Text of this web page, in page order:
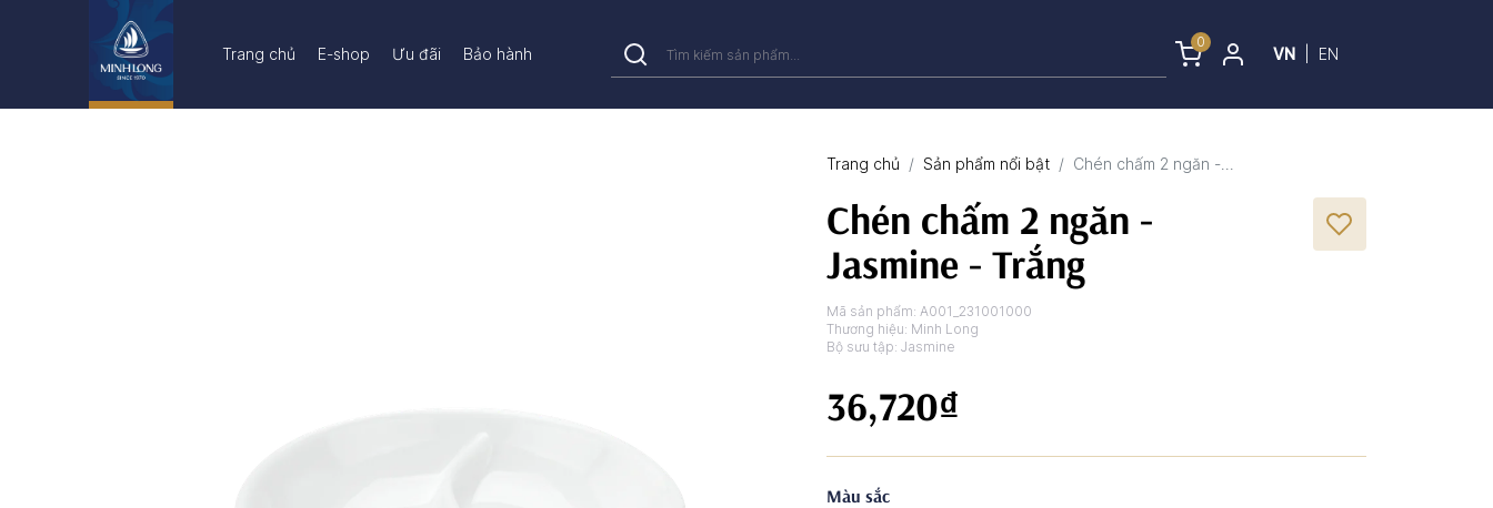
Trang chủ E-shop Ưu đãi Bảo hành
0
VN EN
Trang chủ Sản phẩm nổi bật Chén chấm 2 ngăn -...
Chén chấm 2 ngăn -
Jasmine - Trắng
Mã sản phẩm:A001_231001000
Thương hiệu: Minh Long
Bộ sưu tập:Jasmine
36,720₫
Màu sắc